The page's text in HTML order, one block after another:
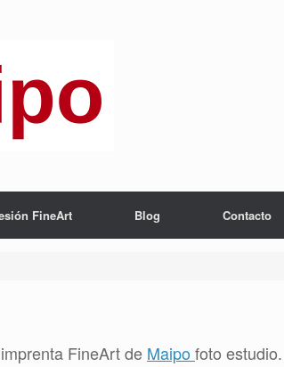
FineArt Blog Contacto
FineArt de Maipofoto estudio.